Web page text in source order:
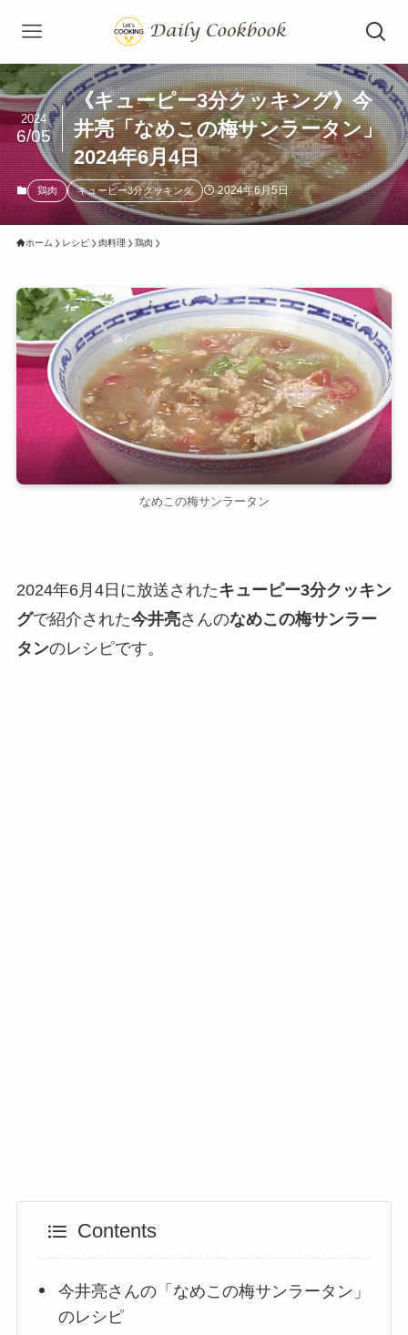
《キューピー3分クッキング》今
井亮「なめこの梅サンラータン」
2024年6月4日
2024
6/05
鶏肉 キューピー3分クッキング 2024年6月5日
ホーム レシピ 肉料理 鶏肉
なめこの梅サンラータン
2024年6月4日に放送されたキューピー3分クッキン
グで紹介された今井亮さんのなめこの梅サンラー
タンのレシピです。
Contents
今井亮さんの「なめこの梅サンラータン」
のレシピ